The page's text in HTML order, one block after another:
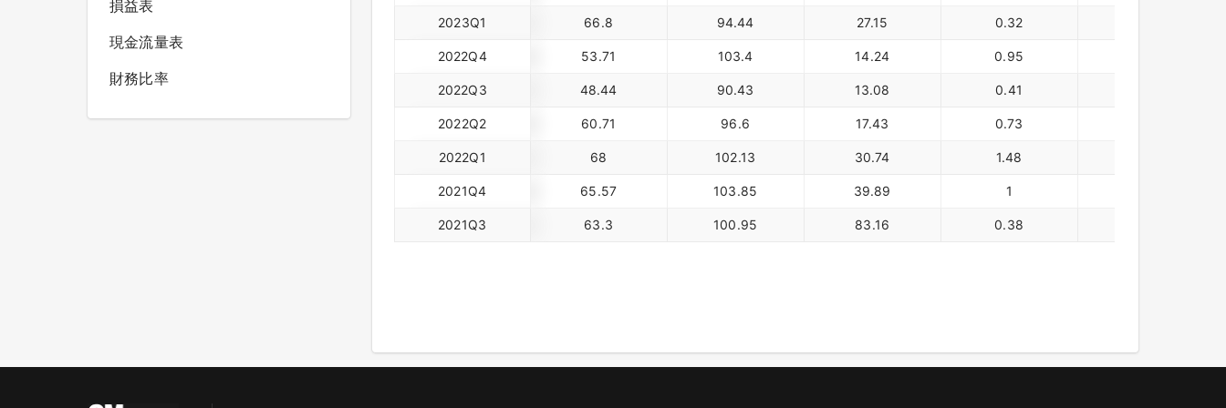
損益表
現金流量表
財務比率
2023Q1 66.8 94.44 27.15 0.32
2022Q4 53.71 103.4 14.24 0.95
2022Q3 48.44 90.43 13.08 0.41
2022Q2 60.71 96.6 17.43 0.73
2022Q1 68 102.13 30.74 1.48
2021Q4 65.57 103.85 39.89 1
2021Q3 63.3 100.95 83.16 0.38